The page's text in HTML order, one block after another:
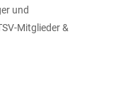
und
Mitglieder &